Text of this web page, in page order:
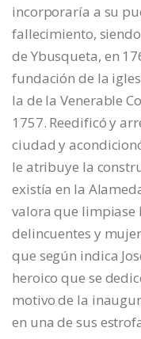
incorporaría a su
fallecimiento,
de Ybusqueta, en
fundación de la
la de la Venerable
1757. Reedificó y
ciudad y
le atribuye la
existía en la
valora que limpiase
delincuentes y
que según indica
heroico que se
motivo de la
en una de sus